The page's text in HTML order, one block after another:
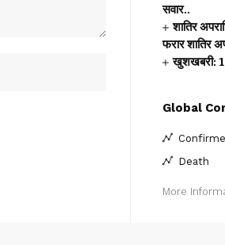
सवार..
शातिर
फरार शातिर
खुशखबरी: 1
Global
Death
More